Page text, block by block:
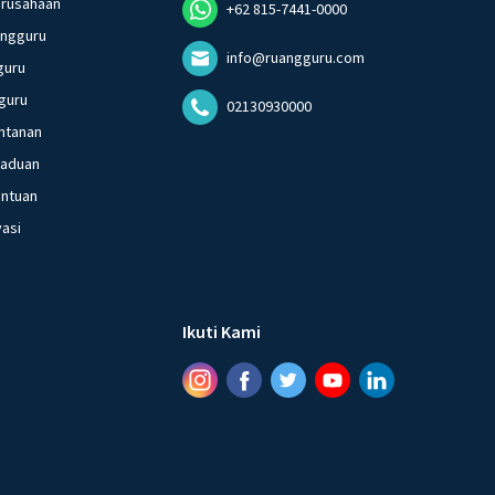
+62 815-7441-0000
info@ruangguru.com
02130930000
Ikuti Kami